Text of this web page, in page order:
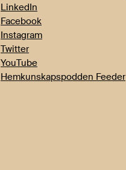
LinkedIn
Facebook
Instagram
Twitter
YouTube
Hemkunskapspodden Feeder